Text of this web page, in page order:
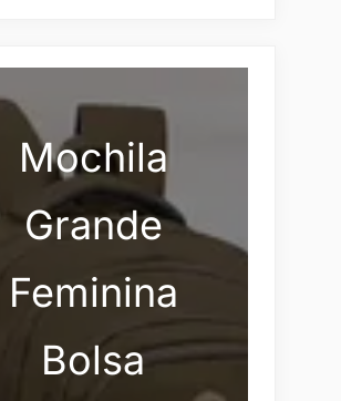
Mochila
Grande
Feminina
Bolsa